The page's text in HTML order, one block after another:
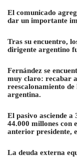
El comunicado
dar un importante
Tras su encuentro,
dirigente argentino
Fernández se
muy claro: recabar
reescalonamiento
argentina.
El pasivo asciende a
44.000 millones con
anterior presidente,
La deuda externa